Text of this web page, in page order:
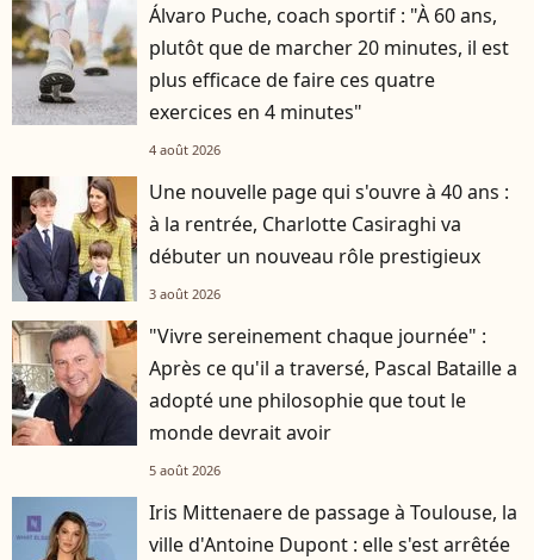
Álvaro Puche, coach sportif : "À 60 ans,
plutôt que de marcher 20 minutes, il est
plus efficace de faire ces quatre
exercices en 4 minutes"
4 août 2026
Une nouvelle page qui s'ouvre à 40 ans :
à la rentrée, Charlotte Casiraghi va
débuter un nouveau rôle prestigieux
3 août 2026
"Vivre sereinement chaque journée" :
Après ce qu'il a traversé, Pascal Bataille a
adopté une philosophie que tout le
monde devrait avoir
5 août 2026
Iris Mittenaere de passage à Toulouse, la
ville d'Antoine Dupont : elle s'est arrêtée